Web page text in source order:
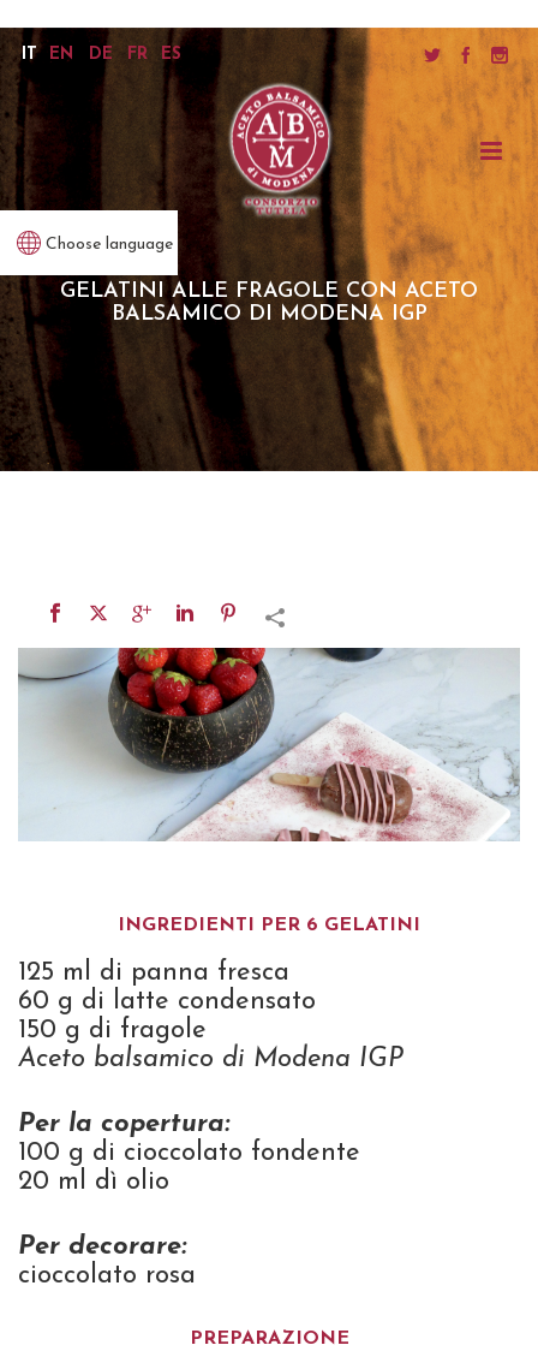
Choose language
GELATINI ALLE FRAGOLE CON ACETO
BALSAMICO DI MODENA IGP
IT EN DE FR ES
INGREDIENTI PER 6 GELATINI
125 ml di panna fresca
60 g di latte condensato
150 g di fragole
Aceto balsamico di Modena IGP
Per la copertura:
100 g di cioccolato fondente
20 ml dì olio
Per decorare:
cioccolato rosa
PREPARAZIONE